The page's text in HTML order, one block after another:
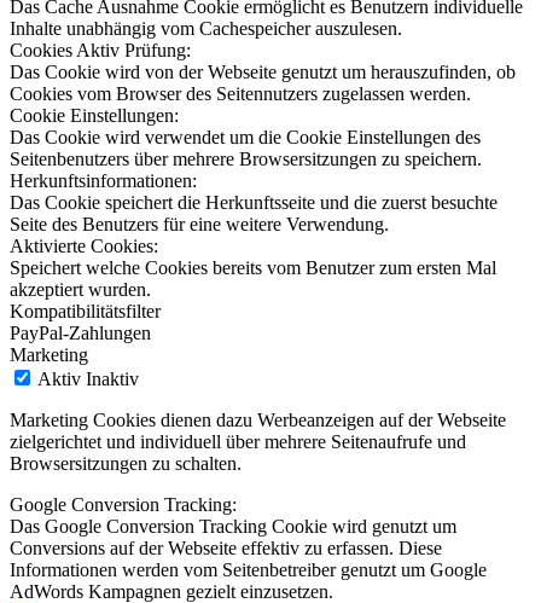
Das Cache Ausnahme Cookie ermöglicht es Benutzern individuelle
Inhalte unabhängig vom Cachespeicher auszulesen.
Cookies Aktiv Prüfung:
Das Cookie wird von der Webseite genutzt um herauszufinden, ob
Cookies vom Browser des Seitennutzers zugelassen werden.
Cookie Einstellungen:
Das Cookie wird verwendet um die Cookie Einstellungen des
Seitenbenutzers über mehrere Browsersitzungen zu speichern.
Herkunftsinformationen:
Das Cookie speichert die Herkunftsseite und die zuerst besuchte
Seite des Benutzers für eine weitere Verwendung.
Aktivierte Cookies:
Speichert welche Cookies bereits vom Benutzer zum ersten Mal
akzeptiert wurden.
Kompatibilitätsfilter
PayPal-Zahlungen
Marketing
Aktiv Inaktiv
Marketing Cookies dienen dazu Werbeanzeigen auf der Webseite
zielgerichtet und individuell über mehrere Seitenaufrufe und
Browsersitzungen zu schalten.
Google Conversion Tracking:
Das Google Conversion Tracking Cookie wird genutzt um
Conversions auf der Webseite effektiv zu erfassen. Diese
Informationen werden vom Seitenbetreiber genutzt um Google
AdWords Kampagnen gezielt einzusetzen.